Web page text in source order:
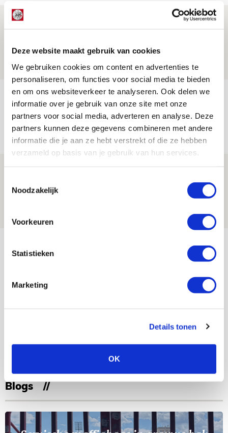
Deze website maakt gebruik van cookies
We gebruiken cookies om content en advertenties te
personaliseren, om functies voor social media te bieden
en om ons websiteverkeer te analyseren. Ook delen we
informatie over je gebruik van onze site met onze
partners voor social media, adverteren en analyse. Deze
partners kunnen deze gegevens combineren met andere
informatie die je aan ze hebt verstrekt of die ze hebben
verzameld op basis van je gebruik van hun services.
Noodzakelijk
Voorkeuren
Statistieken
Marketing
Details tonen
OK
Ajax zet Shelbourne eenvoudig opzij en
06 AUGUSTUS 2026 - 21:52
NIEUWS
Word ballenjongen of -meid bij Jong
Ajax - Helmond Sport!
06 AUGUSTUS 2026 - 13:13
PRIJSVRAAG
Reis jij als mascotte mee naar uitduel
met Telstar?
AGENDA
Selectiedag ballenjongens/-meiden
SEP
Blogs